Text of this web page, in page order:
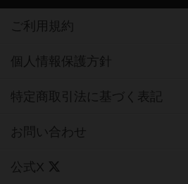
ご利用規約
個人情報保護方針
特定商取引法に基づく表記
お問い合わせ
公式X